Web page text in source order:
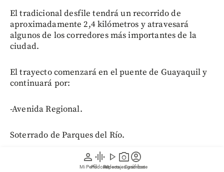
person
Mi Perfil
graphic_eq
Pódcast
play_arrow
Videos
photo_camera
Reportajes gráficos
account_circle
Suscríbete
El tradicional desfile tendrá un recorrido de
aproximadamente 2,4 kilómetros y atravesará
algunos de los corredores más importantes de la
ciudad.
El trayecto comenzará en el puente de Guayaquil y
continuará por:
-Avenida Regional.
Soterrado de Parques del Río.